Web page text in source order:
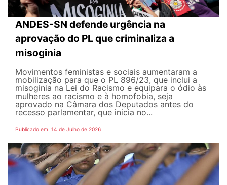
ANDES-SN defende urgência na
aprovação do PL que criminaliza a
misoginia
Movimentos feministas e sociais aumentaram a
mobilização para que o PL 896/23, que inclui a
misoginia na Lei do Racismo e equipara o ódio às
mulheres ao racismo e à homofobia, seja
aprovado na Câmara dos Deputados antes do
recesso parlamentar, que inicia no...
Publicado em: 14 de Julho de 2026